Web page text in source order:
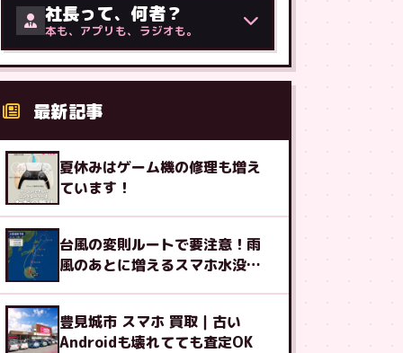
社長って、何者？
本も、アプリも、ラジオも。
最新記事
夏休みはゲーム機の修理も増え
ています！
台風の変則ルートで要注意！雨
風のあとに増えるスマホ水没の
豊見城市 スマホ 買取｜古い
Androidも壊れてても査定OK